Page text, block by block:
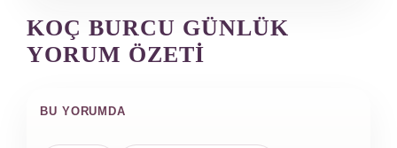
KOÇ BURCU GÜNLÜK
YORUM ÖZETI
BU YORUMDA